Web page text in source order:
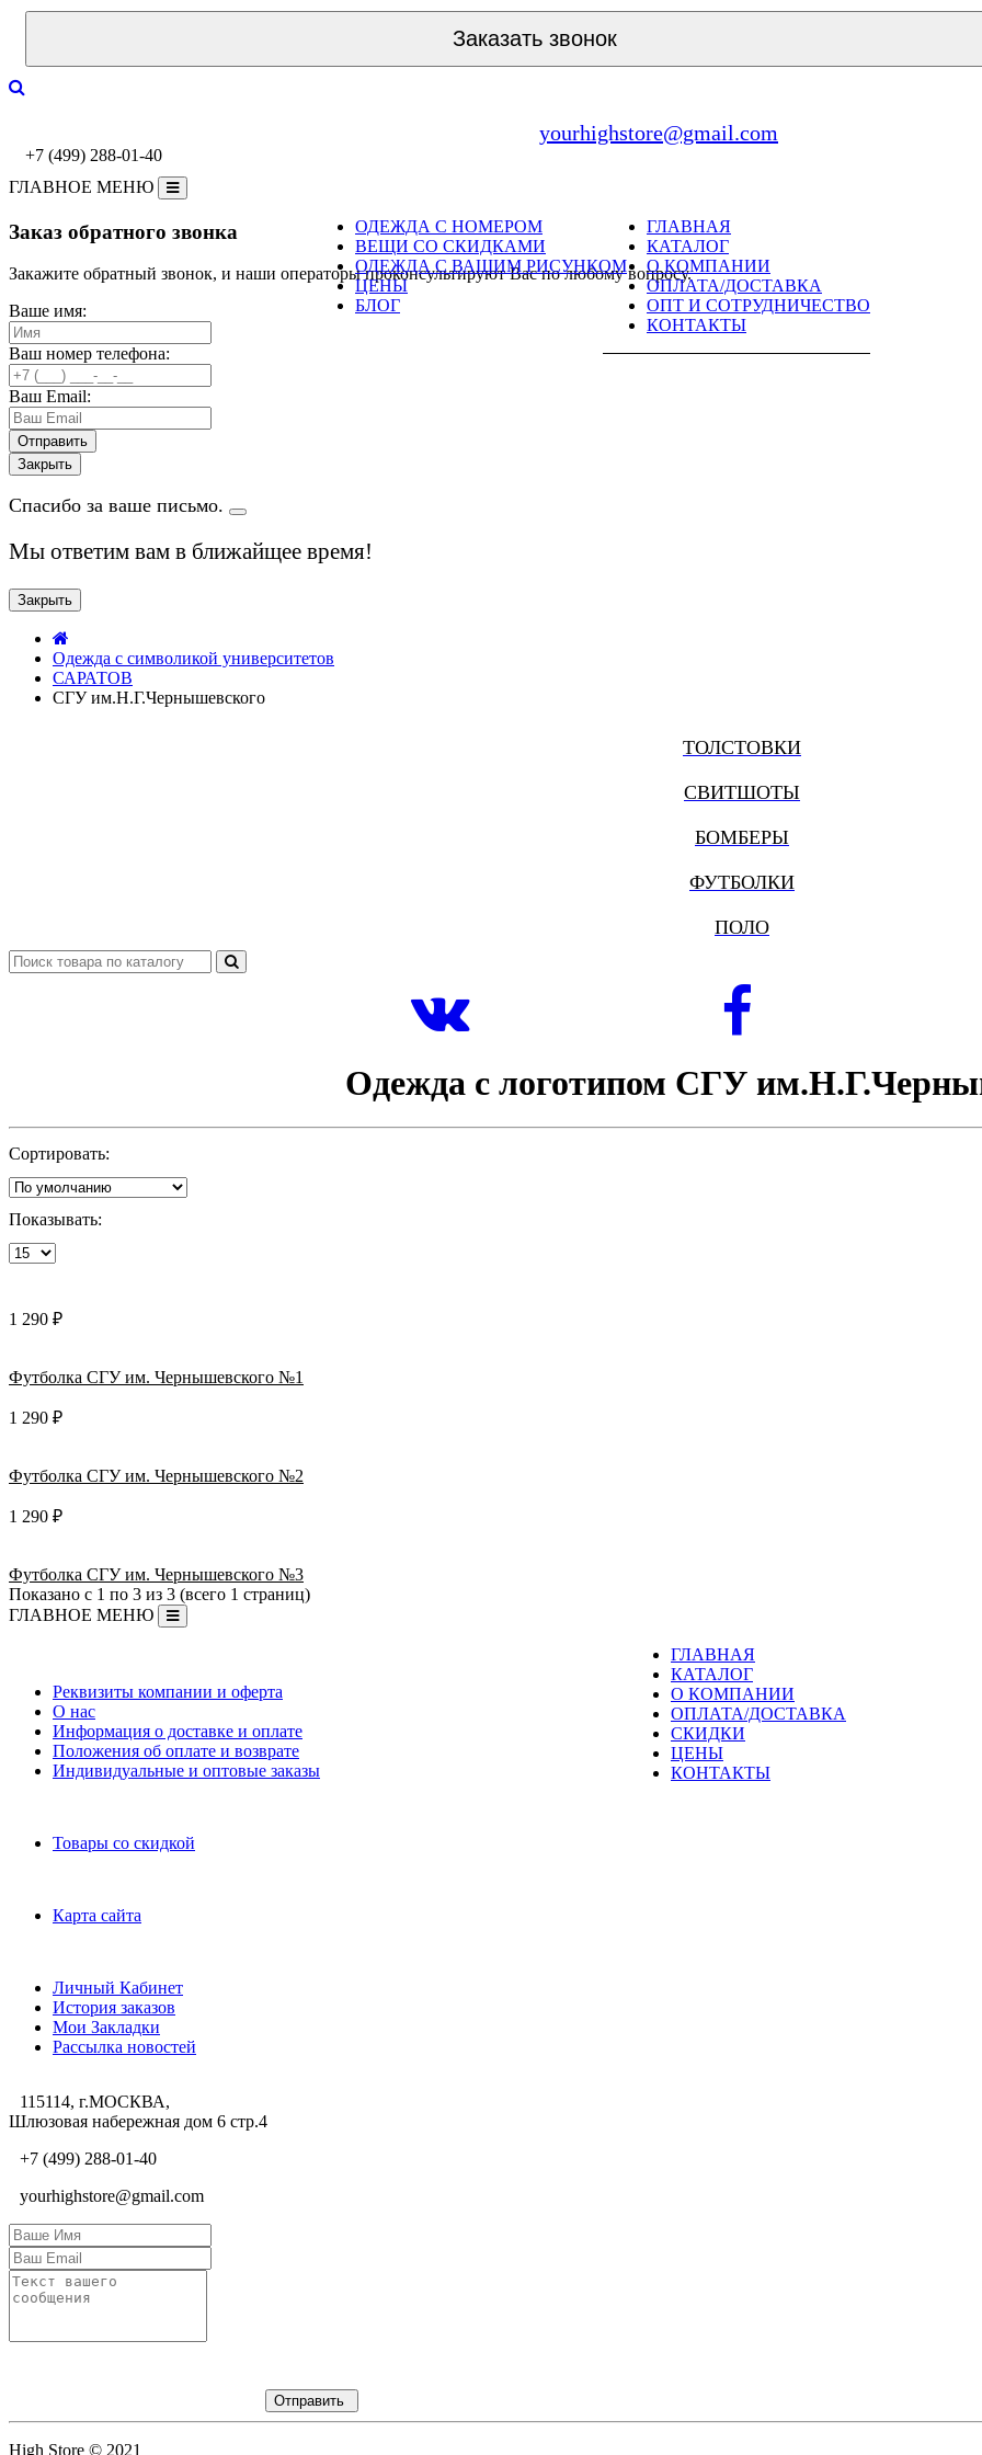
Заказать звонок
yourhighstore@gmail.com
+7 (499) 288-01-40
ГЛАВНОЕ МЕНЮ
ГЛАВНАЯ
КАТАЛОГ
О КОМПАНИИ
ОПЛАТА/ДОСТАВКА
ОПТ И СОТРУДНИЧЕСТВО
КОНТАКТЫ
ОДЕЖДА С НОМЕРОМ
ВЕЩИ СО СКИДКАМИ
ОДЕЖДА С ВАШИМ РИСУНКОМ
ЦЕНЫ
БЛОГ
Заказ обратного звонка
Закажите обратный звонок, и наши операторы проконсультируют Вас по любому вопросу.
Ваше имя:
Ваш номер телефона:
Ваш Email:
Закрыть
Спасибо за ваше письмо.
Мы ответим вам в ближайщее время!
Закрыть
Одежда с символикой университетов
САРАТОВ
СГУ им.Н.Г.Чернышевского
ТОЛСТОВКИ
СВИТШОТЫ
БОМБЕРЫ
ФУТБОЛКИ
ПОЛО
Одежда с логотипом СГУ
Сортировать:
Показывать:
1 290 ₽
Футболка СГУ им. Чернышевского №1
1 290 ₽
Футболка СГУ им. Чернышевского №2
1 290 ₽
Футболка СГУ им. Чернышевского №3
Показано с 1 по 3 из 3 (всего 1 страниц)
ГЛАВНОЕ МЕНЮ
ГЛАВНАЯ
КАТАЛОГ
О КОМПАНИИ
ОПЛАТА/ДОСТАВКА
СКИДКИ
ЦЕНЫ
КОНТАКТЫ
Реквизиты компании и оферта
О нас
Информация о доставке и оплате
Положения об оплате и возврате
Индивидуальные и оптовые заказы
Товары со скидкой
Карта сайта
Личный Кабинет
История заказов
Мои Закладки
Рассылка новостей
115114, г.МОСКВА,
Шлюзовая набережная дом 6 стр.4
+7 (499) 288-01-40
yourhighstore@gmail.com
Отправить
High Store © 2021